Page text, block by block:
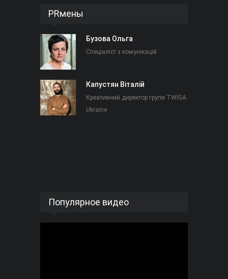
PRмены
Бузова Ольга
Спеціаліст з комунікацій
Капустян Віталій
Креативний директор групи TWIGA
Ukraine
Популярное видео